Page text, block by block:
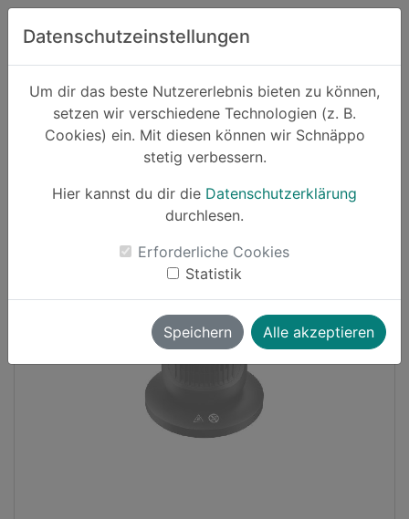
Zum Hauptinhalt springen
Datenschutzeinstellungen
Um dir das beste Nutzererlebnis bieten zu können,
setzen wir verschiedene Technologien (z. B.
Cookies) ein. Mit diesen können wir Schnäppo
stetig verbessern.
Hier kannst du dir die Datenschutzerklärung
durchlesen.
Erforderliche Cookies
Statistik
Speichern Alle akzeptieren
Suchen
Schnäppchen Haushalt und Garten
Cashback